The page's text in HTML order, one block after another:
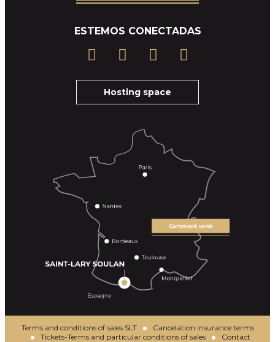
ESTEMOS CONECTADAS
Hosting space
Terms and conditions of sales SLT
Cancelation insurance terms
Tickets-Terms and particular conditions of sales
Contact